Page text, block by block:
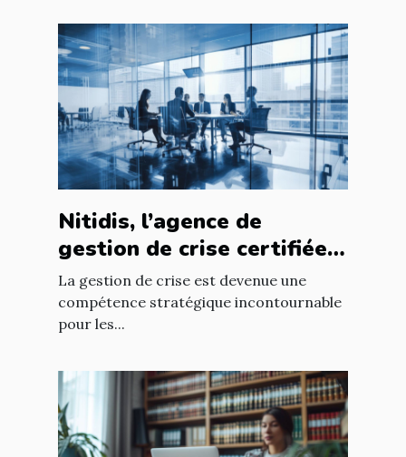
Nitidis, l’agence de
gestion de crise certifiée
Qualiopi
La gestion de crise est devenue une
compétence stratégique incontournable
pour les...